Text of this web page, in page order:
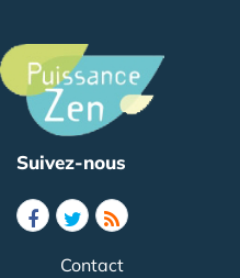
Suivez-nous
Contact